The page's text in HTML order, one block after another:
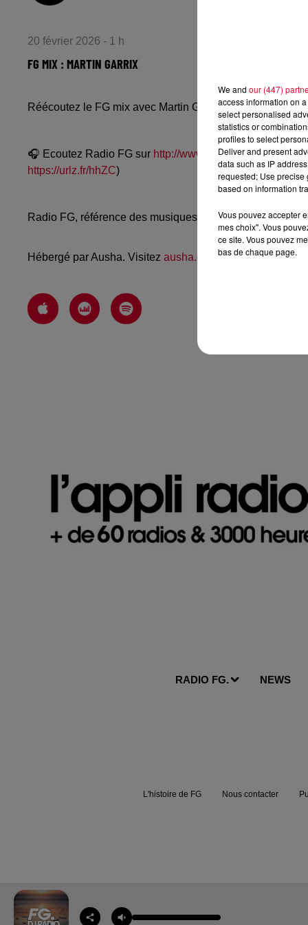
20 février 2026 - 1 h
FG MIX : MARTIN GARRIX
Réécoutez le FG mix avec Martin Garrix du jeudi 19
🎧 Ecoutez Radio FG sur http://www.radiofg.com 📱 et sur
https://urlz.fr/hhZC)
Radio FG, référence des musiques électroniques,
Hébergé par Ausha. Visitez ausha.co/politique-de-
RADIO FG. NEWS
L'histoire de FG Nous contacter
We and our (447)
access information on
select personalised
statistics or
profiles to select
Deliver and present
data such as IP
requested; Use precise
based on information
Vous pouvez accepter
mes choix". Vous
ce site. Vous pouvez
bas de chaque page.